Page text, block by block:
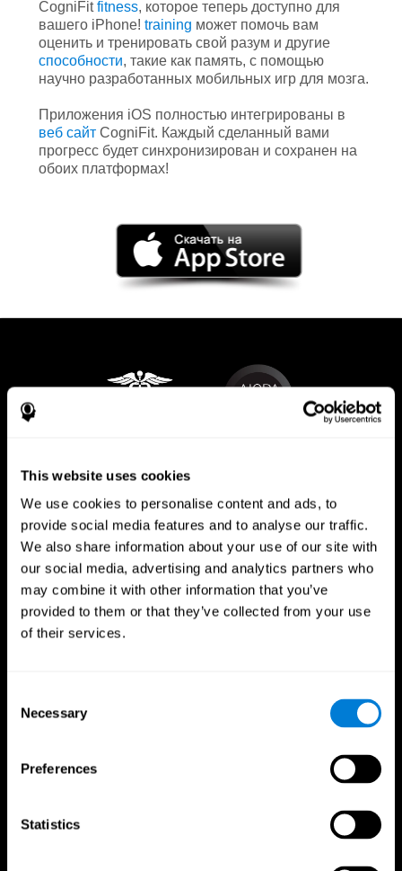
This website uses cookies
We use cookies to personalise content and ads, to
provide social media features and to analyse our traffic.
We also share information about your use of our site with
our social media, advertising and analytics partners who
may combine it with other information that you’ve
provided to them or that they’ve collected from your use
of their services.
Selection
Necessary
Preferences
Statistics
CogniFitfitness, которое теперь доступно для
вашего iPhone! training может помочь вам
оценить и тренировать свой разум и другие
способности, такие как память, с помощью
научно разработанных мобильных игр для мозга.
Приложения iOS полностью интегрированы в
веб сайт CogniFit. Каждый сделанный вами
прогресс будет синхронизирован и сохранен на
обоих платформах!